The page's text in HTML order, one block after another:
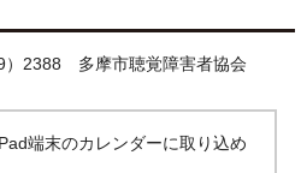
）2388 多摩市聴覚障害者協会
端末のカレンダーに取り込め